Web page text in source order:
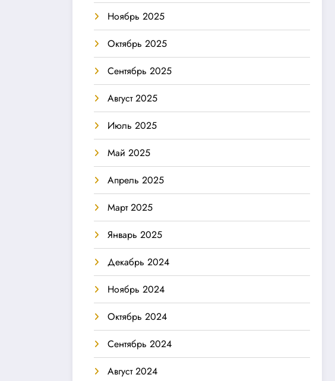
Ноябрь 2025
Октябрь 2025
Сентябрь 2025
Август 2025
Июль 2025
Май 2025
Апрель 2025
Март 2025
Январь 2025
Декабрь 2024
Ноябрь 2024
Октябрь 2024
Сентябрь 2024
Август 2024